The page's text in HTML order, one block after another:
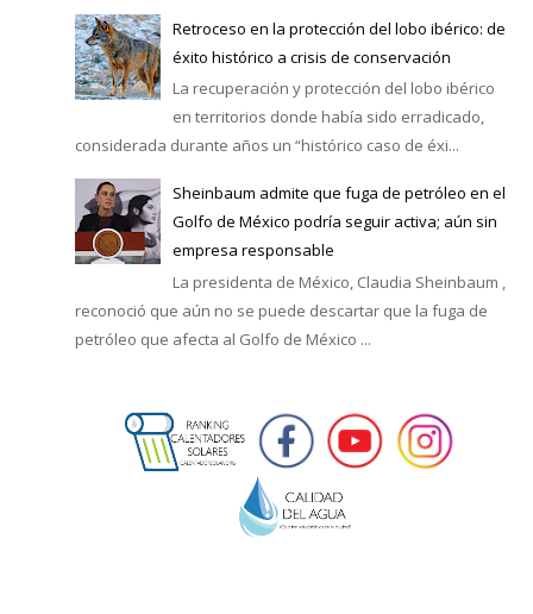
Retroceso en la protección del lobo ibérico: de
éxito histórico a crisis de conservación
La recuperación y protección del lobo ibérico
en territorios donde había sido erradicado,
considerada durante años un “histórico caso de éxi...
Sheinbaum admite que fuga de petróleo en el
Golfo de México podría seguir activa; aún sin
empresa responsable
La presidenta de México, Claudia Sheinbaum ,
reconoció que aún no se puede descartar que la fuga de
petróleo que afecta al Golfo de México ...